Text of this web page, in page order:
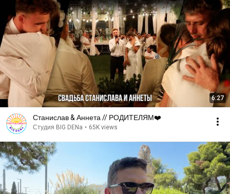
6:27
Станислав & Аннета // РОДИТЕЛЯМ❤️
Студия BIG DENa • 65K views